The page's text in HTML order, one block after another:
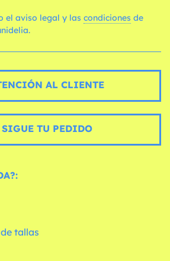
el aviso legal y las condiciones
AL CLIENTE
SIGUE TU PEDIDO
tallas